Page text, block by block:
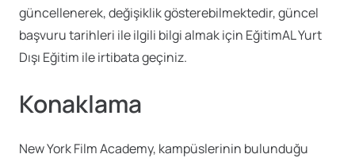
güncellenerek, değişiklik gösterebilmektedir, güncel
başvuru tarihleri ile ilgili bilgi almak için EğitimAL Yurt
Dışı Eğitim ile irtibata geçiniz.
Konaklama
New York Film Academy, kampüslerinin bulunduğu